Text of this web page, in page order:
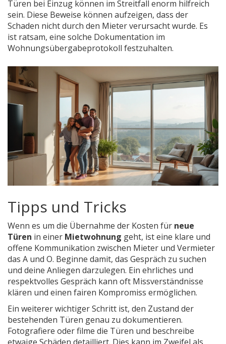
Türen bei Einzug können im Streitfall enorm hilfreich
sein. Diese Beweise können aufzeigen, dass der
Schaden nicht durch den Mieter verursacht wurde. Es
ist ratsam, eine solche Dokumentation im
Wohnungsübergabeprotokoll festzuhalten.
Tipps und Tricks
Wenn es um die Übernahme der Kosten für neue
Türen in einer Mietwohnung geht, ist eine klare und
offene Kommunikation zwischen Mieter und Vermieter
das A und O. Beginne damit, das Gespräch zu suchen
und deine Anliegen darzulegen. Ein ehrliches und
respektvolles Gespräch kann oft Missverständnisse
klären und einen fairen Kompromiss ermöglichen.
Ein weiterer wichtiger Schritt ist, den Zustand der
bestehenden Türen genau zu dokumentieren.
Fotografiere oder filme die Türen und beschreibe
etwaige Schäden detailliert. Dies kann im Zweifel als